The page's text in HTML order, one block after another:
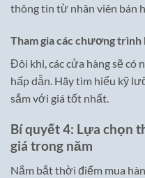
thông tin từ nhân viên bán
Tham gia các chương trình
Đôi khi, các cửa hàng sẽ
hấp dẫn. Hãy tìm hiểu kỹ
sắm với giá tốt nhất.
Bí quyết 4: Lựa chọn
giá trong năm
Nắm bắt thời điểm mua